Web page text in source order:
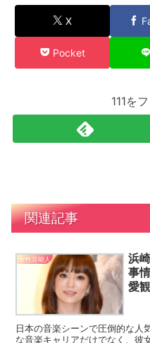
X
Pocket
111を
関連記事
女性芸能人
浜
事
愛
日本の音楽シーンで圧倒的な人
な音楽キャリアだけでなく、彼